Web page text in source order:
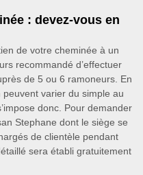
: devez-vous en
de votre cheminée à un
recommandé d’effectuer
de 5 ou 6 ramoneurs. En
peuvent varier du simple au
donc. Pour demander
Stephane dont le siège se
de clientèle pendant
sera établi gratuitement